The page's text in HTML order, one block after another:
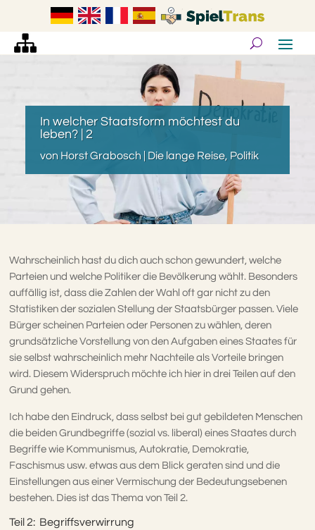
In welcher Staatsform möchtest du
leben? | 2
von Horst Grabosch| Die lange Reise, Politik
Wahrscheinlich hast du dich auch schon gewundert, welche
Parteien und welche Politiker die Bevölkerung wählt. Besonders
auffällig ist, dass die Zahlen der Wahl oft gar nicht zu den
Statistiken der sozialen Stellung der Staatsbürger passen. Viele
Bürger scheinen Parteien oder Personen zu wählen, deren
grundsätzliche Vorstellung von den Aufgaben eines Staates für
sie selbst wahrscheinlich mehr Nachteile als Vorteile bringen
wird. Diesem Widerspruch möchte ich hier in drei Teilen auf den
Grund gehen.
Ich habe den Eindruck, dass selbst bei gut gebildeten Menschen
die beiden Grundbegriffe (sozial vs. liberal) eines Staates durch
Begriffe wie Kommunismus, Autokratie, Demokratie,
Faschismus usw. etwas aus dem Blick geraten sind und die
Einstellungen aus einer Vermischung der Bedeutungsebenen
bestehen. Dies ist das Thema von Teil 2.
Teil 2: Begriffsverwirrung